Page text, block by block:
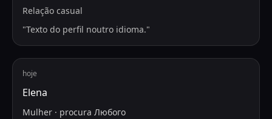
Relação casual
"Texto do perfil noutro idioma."
hoje
Elena
Mulher · procura Любого